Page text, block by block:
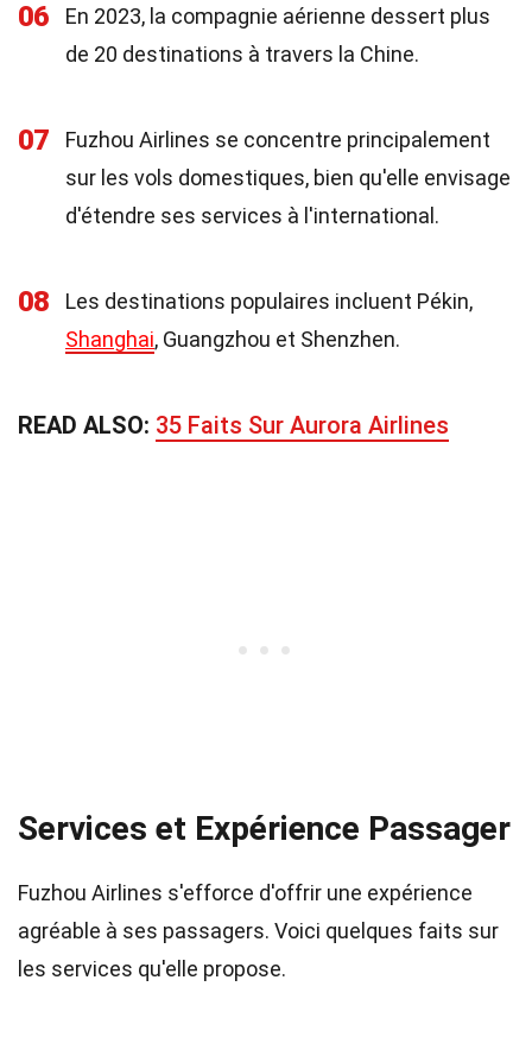
06
En 2023, la compagnie aérienne dessert plus
de 20 destinations à travers la Chine.
07
Fuzhou Airlines se concentre principalement
sur les vols domestiques, bien qu'elle envisage
d'étendre ses services à l'international.
08
Les destinations populaires incluent Pékin,
Shanghai, Guangzhou et Shenzhen.
READ ALSO: 35 Faits Sur Aurora Airlines
Services et Expérience Passager
Fuzhou Airlines s'efforce d'offrir une expérience
agréable à ses passagers. Voici quelques faits sur
les services qu'elle propose.